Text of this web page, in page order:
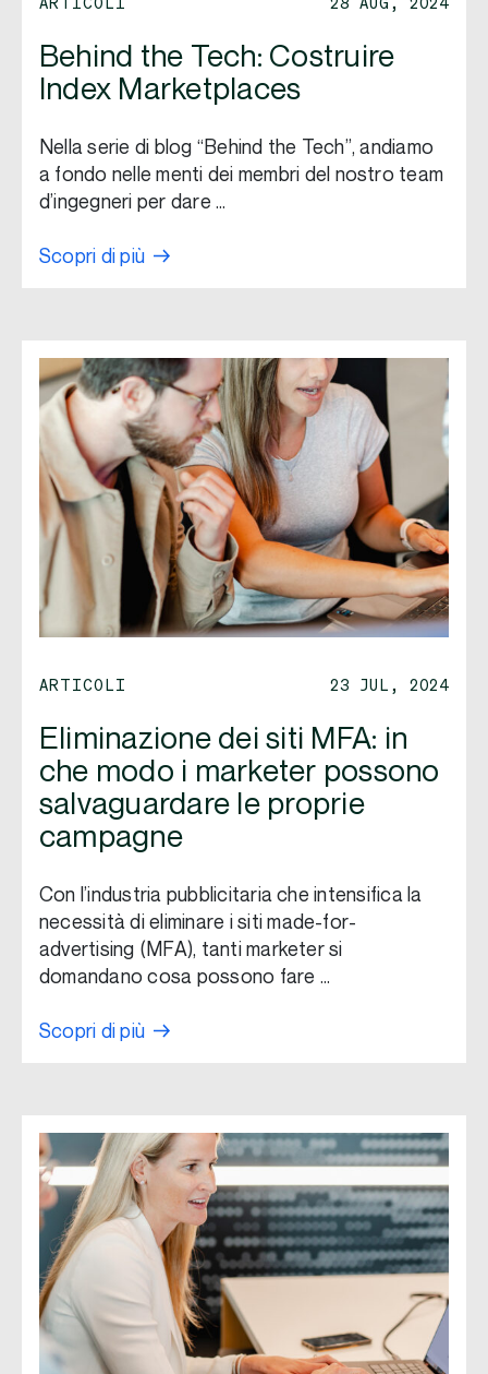
Behind the Tech: Costruire
Index Marketplaces
Nella serie di blog “Behind the Tech”, andiamo
a fondo nelle menti dei membri del nostro team
d’ingegneri per dare …
Scopri di più
ARTICOLI 23 JUL, 2024
Eliminazione dei siti MFA: in
che modo i marketer possono
salvaguardare le proprie
campagne
Con l’industria pubblicitaria che intensifica la
necessità di eliminare i siti made-for-
advertising (MFA), tanti marketer si
domandano cosa possono fare …
Scopri di più